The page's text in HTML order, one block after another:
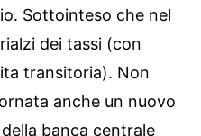
Sottointeso che nel
dei tassi (con
transitoria). Non
anche un nuovo
banca centrale